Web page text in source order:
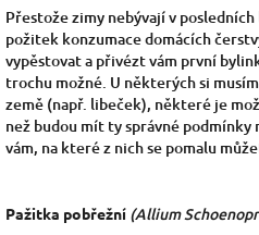
Přestože zimy nebývají v
požitek konzumace domácích
vypěstovat a přivézt vám první
trochu možné. U některých si
země (např. libeček), některé je
než budou mít ty správné podmínky
vám, na které z nich se pomalu
Pažitka pobřežní (Allium